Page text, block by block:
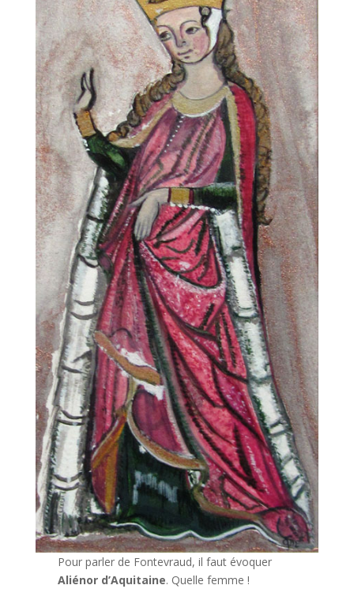
Pour parler de Fontevraud, il faut évoquer
Aliénor d’Aquitaine. Quelle femme !